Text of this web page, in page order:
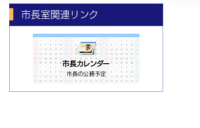
市長室関連リンク